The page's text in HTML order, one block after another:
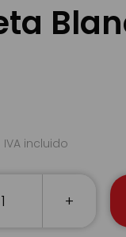
IVA incluido
+